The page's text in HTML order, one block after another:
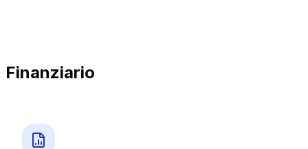
Finanziario